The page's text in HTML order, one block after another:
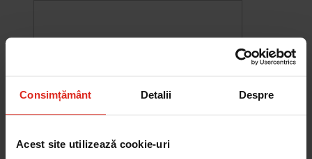
Consimțământ Detalii Despre
Acest site utilizează cookie-uri